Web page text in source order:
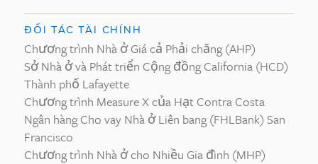
ĐỐI TÁC TÀI CHÍNH
Chương trình Nhà ở Giá cả Phải chăng (AHP)
Sở Nhà ở và Phát triển Cộng đồng California (HCD)
Thành phố Lafayette
Chương trình Measure X của Hạt Contra Costa
Ngân hàng Cho vay Nhà ở Liên bang (FHLBank) San
Francisco
Chương trình Nhà ở cho Nhiều Gia đình (MHP)